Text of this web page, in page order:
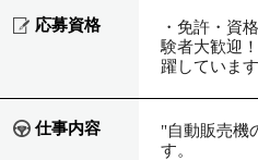
応募資格
・免許・資
験者大歓迎
躍しています
仕事内容
"自動販売機
す。